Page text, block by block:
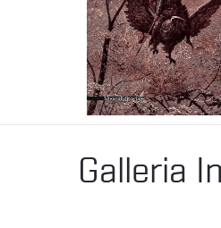
Galleria